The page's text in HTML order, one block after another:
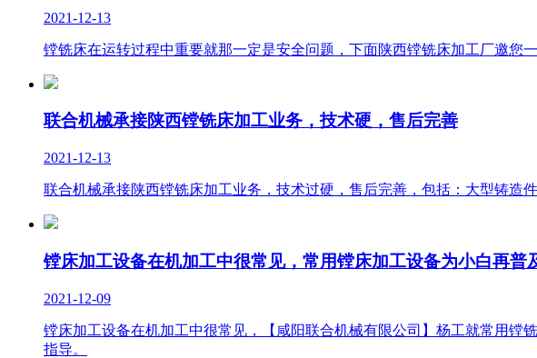
2021-12-13
镗铣床在运转过程中重要就那一定是安全问题，下面陕西镗铣床加工厂邀您
联合机械承接陕西镗铣床加工业务，技术硬，售后完善
2021-12-13
联合机械承接陕西镗铣床加工业务，技术过硬，售后完善，包括：大型铸造
镗床加工设备在机加工中很常见，常用镗床加工设备为小白再普
2021-12-09
镗床加工设备在机加工中很常见，【咸阳联合机械有限公司】杨工就常用
指导。